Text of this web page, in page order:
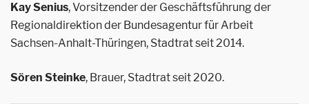
Kay Senius, Vorsitzender der Geschäftsführung der
Regionaldirektion der Bundesagentur für Arbeit
Sachsen-Anhalt-Thüringen, Stadtrat seit 2014.
Sören Steinke, Brauer, Stadtrat seit 2020.